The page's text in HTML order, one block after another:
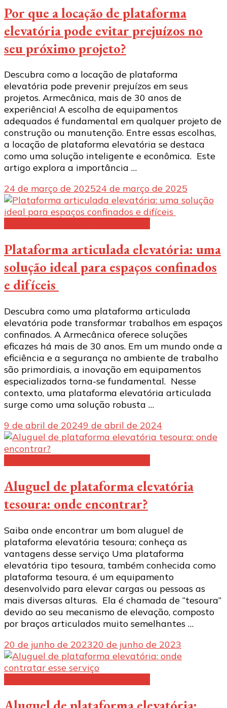
Por que a locação de plataforma
elevatória pode evitar prejuízos no
seu próximo projeto?
Descubra como a locação de plataforma
elevatória pode prevenir prejuízos em seus
projetos. Armecânica, mais de 30 anos de
experiência! A escolha de equipamentos
adequados é fundamental em qualquer projeto de
construção ou manutenção. Entre essas escolhas,
a locação de plataforma elevatória se destaca
como uma solução inteligente e econômica. Este
artigo explora a importância …
24 de março de 202524 de março de 2025
Plataforma articulada elevatória: uma
solução ideal para espaços confinados
e difíceis
Descubra como uma plataforma articulada
elevatória pode transformar trabalhos em espaços
confinados. A Armecânica oferece soluções
eficazes há mais de 30 anos. Em um mundo onde a
eficiência e a segurança no ambiente de trabalho
são primordiais, a inovação em equipamentos
especializados torna-se fundamental. Nesse
contexto, uma plataforma elevatória articulada
surge como uma solução robusta …
9 de abril de 20249 de abril de 2024
Aluguel de plataforma elevatória
tesoura: onde encontrar?
Saiba onde encontrar um bom aluguel de
plataforma elevatória tesoura; conheça as
vantagens desse serviço Uma plataforma
elevatória tipo tesoura, também conhecida como
plataforma tesoura, é um equipamento
desenvolvido para elevar cargas ou pessoas as
mais diversas alturas. Ela é chamada de “tesoura”
devido ao seu mecanismo de elevação, composto
por braços articulados muito semelhantes …
20 de junho de 202320 de junho de 2023